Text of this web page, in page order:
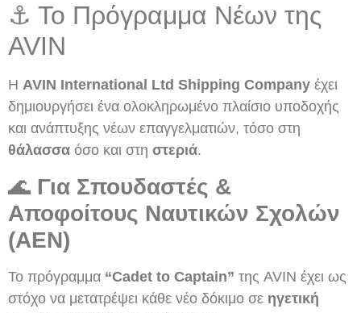
⚓ Το Πρόγραμμα Νέων της
AVIN
Η AVIN International Ltd Shipping Company έχει
δημιουργήσει ένα ολοκληρωμένο πλαίσιο υποδοχής
και ανάπτυξης νέων επαγγελματιών, τόσο στη
θάλασσα όσο και στη στεριά.
🌊 Για Σπουδαστές &
Αποφοίτους Ναυτικών Σχολών
(ΑΕΝ)
Το πρόγραμμα “Cadet to Captain” της AVIN έχει ως
στόχο να μετατρέψει κάθε νέο δόκιμο σε ηγετική